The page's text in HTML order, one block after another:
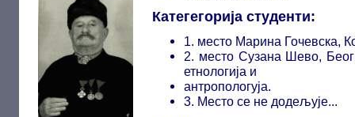
Категегорија студенти:
1. место Марина Гочевска,
2. место Сузана Шево,
етнологија и
антропологуја.
3. Место се не додељује...